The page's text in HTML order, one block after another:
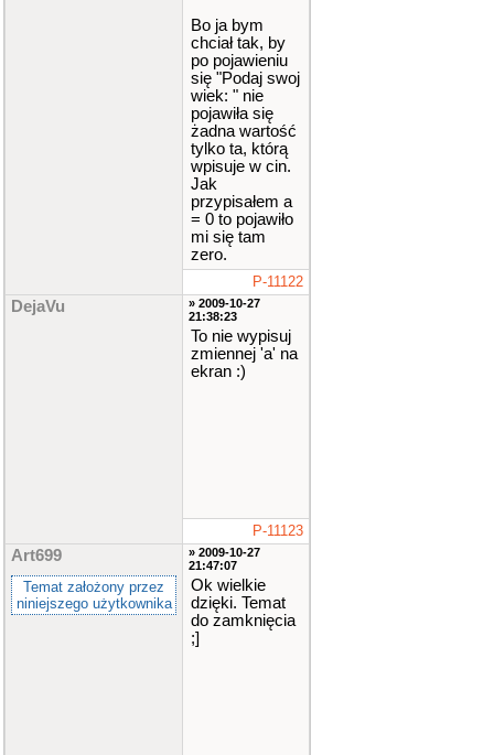
Bo ja bym
chciał tak, by
po pojawieniu
się "Podaj swoj
wiek: " nie
pojawiła się
żadna wartość
tylko ta, którą
wpisuje w cin.
Jak
przypisałem a
= 0 to pojawiło
mi się tam
zero.
P-11122
DejaVu
» 2009-10-27
21:38:23
To nie wypisuj
zmiennej 'a' na
ekran :)
P-11123
Art699
Temat założony przez
niniejszego użytkownika
» 2009-10-27
21:47:07
Ok wielkie
dzięki. Temat
do zamknięcia
;]